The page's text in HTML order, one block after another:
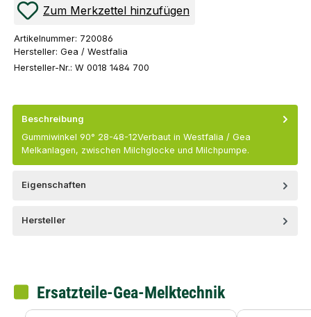
Zum Merkzettel hinzufügen
Artikelnummer: 720086
Hersteller: Gea / Westfalia
Hersteller-Nr.: W 0018 1484 700
Beschreibung
Gummiwinkel 90° 28-48-12Verbaut in Westfalia / Gea
Melkanlagen, zwischen Milchglocke und Milchpumpe.
Eigenschaften
Hersteller
Ersatzteile-Gea-Melktechnik